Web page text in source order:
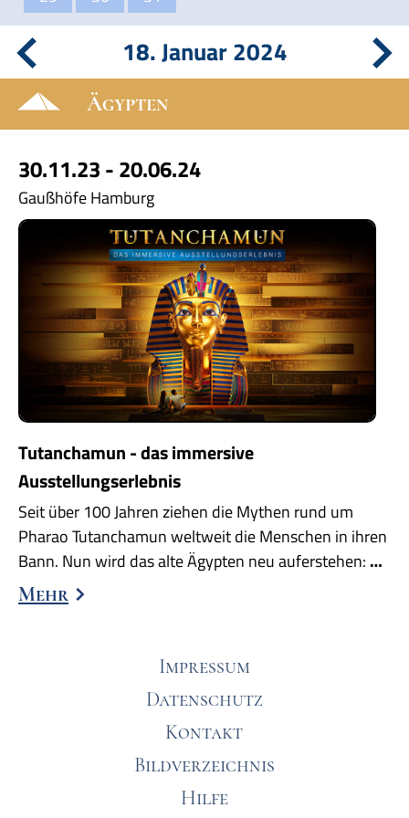
18. Januar 2024
Ägypten
30.11.23 - 20.06.24
Gaußhöfe Hamburg
Tutanchamun - das immersive
Ausstellungserlebnis
Seit über 100 Jahren ziehen die Mythen rund um
Pharao Tutanchamun weltweit die Menschen in ihren
Bann. Nun wird das alte Ägypten neu auferstehen: …
Mehr
Impressum
Datenschutz
Kontakt
Bildverzeichnis
Hilfe